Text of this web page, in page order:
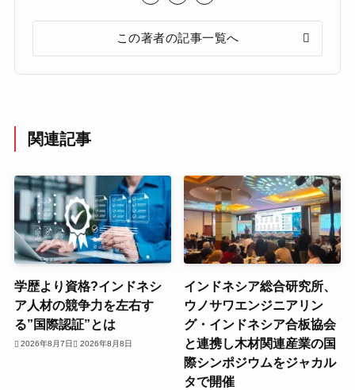
この著者の記事一覧へ
関連記事
学歴より資格?インドネシ
ア人材の競争力を左右す
る”国際認証”とは
2026年8月7日 2026年8月8日
インドネシア総合研究所、
ウノサワエンジニアリン
グ・インドネシア合板協会
と連携し木材関連産業の国
際シンポジウムをジャカル
タで開催